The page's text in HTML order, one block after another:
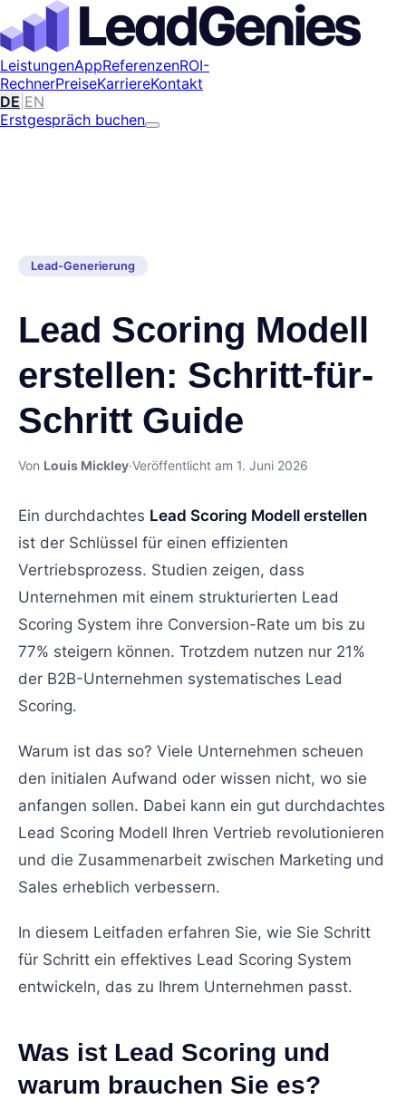
LeistungenAppReferenzenROI-
RechnerPreiseKarriereKontakt
DE EN
Erstgespräch buchen
Lead-Generierung
Lead Scoring Modell
erstellen: Schritt-für-
Schritt Guide
Von Louis Mickley·Veröffentlicht am 1. Juni 2026
Ein durchdachtes Lead Scoring Modell erstellen
ist der Schlüssel für einen effizienten
Vertriebsprozess. Studien zeigen, dass
Unternehmen mit einem strukturierten Lead
Scoring System ihre Conversion-Rate um bis zu
77% steigern können. Trotzdem nutzen nur 21%
der B2B-Unternehmen systematisches Lead
Scoring.
Warum ist das so? Viele Unternehmen scheuen
den initialen Aufwand oder wissen nicht, wo sie
anfangen sollen. Dabei kann ein gut durchdachtes
Lead Scoring Modell Ihren Vertrieb revolutionieren
und die Zusammenarbeit zwischen Marketing und
Sales erheblich verbessern.
In diesem Leitfaden erfahren Sie, wie Sie Schritt
für Schritt ein effektives Lead Scoring System
entwickeln, das zu Ihrem Unternehmen passt.
Was ist Lead Scoring und
warum brauchen Sie es?